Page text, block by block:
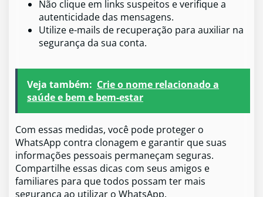
Não clique em links suspeitos e verifique a
autenticidade das mensagens.
Utilize e-mails de recuperação para auxiliar na
segurança da sua conta.
Veja também: Crie o nome relacionado a
saúde e bem e bem-estar
Com essas medidas, você pode proteger o
WhatsApp contra clonagem e garantir que suas
informações pessoais permaneçam seguras.
Compartilhe essas dicas com seus amigos e
familiares para que todos possam ter mais
segurança ao utilizar o WhatsApp.